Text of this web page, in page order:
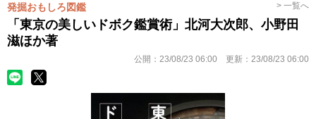
発掘おもしろ図鑑 > 一覧へ
「東京の美しいドボク鑑賞術」北河大次郎、小野田
滋ほか著
公開： 23/08/23 06:00 更新： 23/08/23 06:00